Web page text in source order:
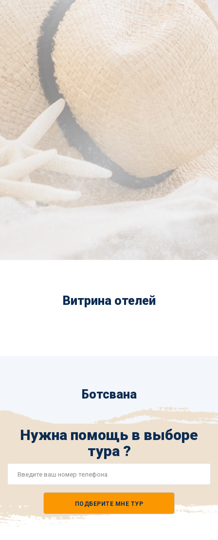
Витрина отелей
Ботсвана
Нужна помощь в выборе
тура ?
ПОДБЕРИТЕ МНЕ ТУР